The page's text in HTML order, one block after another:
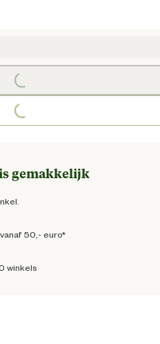
gemakkelijk
vanaf 50,- euro*
winkels